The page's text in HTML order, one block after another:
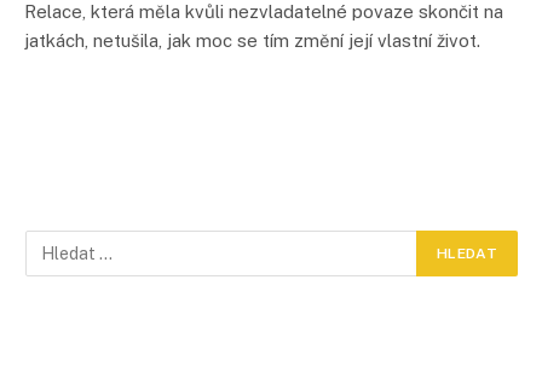
Relace, která měla kvůli nezvladatelné povaze skončit na
jatkách, netušila, jak moc se tím změní její vlastní život.